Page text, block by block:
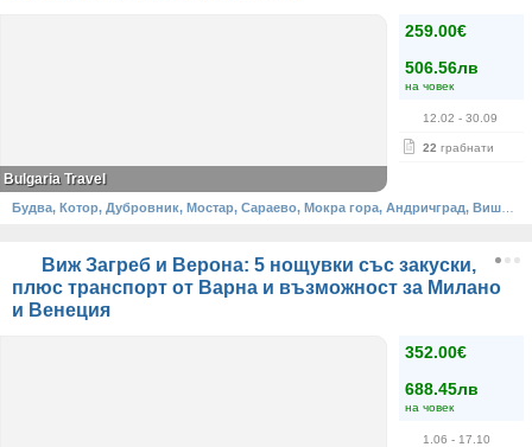
259.00€
506.56лв
на човек
12.02 - 30.09
22 грабнати
Bulgaria Travel
Виж Загреб и Верона: 5 нощувки със закуски,
плюс транспорт от Варна и възможност за Милано
и Венеция
352.00€
688.45лв
на човек
1.06 - 17.10